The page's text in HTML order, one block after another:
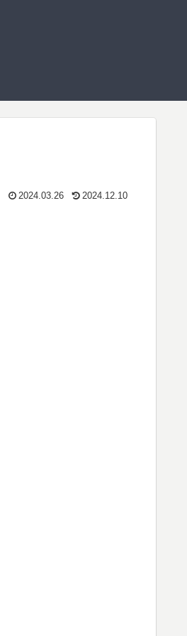
2024.03.26 2024.12.10